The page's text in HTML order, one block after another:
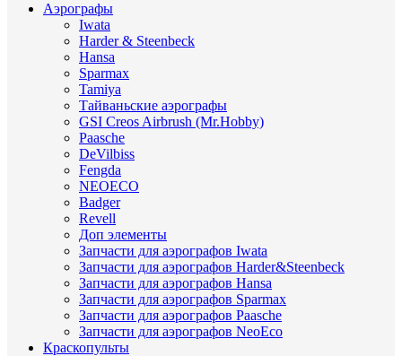
Аэрографы
Iwata
Harder & Steenbeck
Hansa
Sparmax
Tamiya
Тайваньские аэрографы
GSI Creos Airbrush (Mr.Hobby)
Paasche
DeVilbiss
Fengda
NEOECO
Badger
Revell
Доп элементы
Запчасти для аэрографов Iwata
Запчасти для аэрографов Harder&Steenbeck
Запчасти для аэрографов Hansa
Запчасти для аэрографов Sparmax
Запчасти для аэрографов Paasche
Запчасти для аэрографов NeoEco
Краскопульты